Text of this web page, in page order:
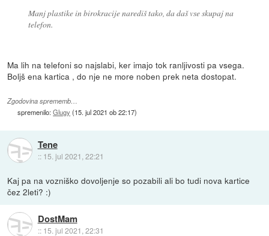
Manj plastike in birokracije narediš tako, da daš vse skupaj na
telefon.
Ma lih na telefoni so najslabi, ker imajo tok ranljivosti pa vsega.
Boljš ena kartica , do nje ne more noben prek neta dostopat.
Zgodovina sprememb…
spremenilo:Glugy (15. jul 2021 ob 22:17)
Tene
:: 15. jul 2021, 22:21
Kaj pa na vozniško dovoljenje so pozabili ali bo tudi nova kartice
čez 2leti? :)
DostMam
:: 15. jul 2021, 22:31